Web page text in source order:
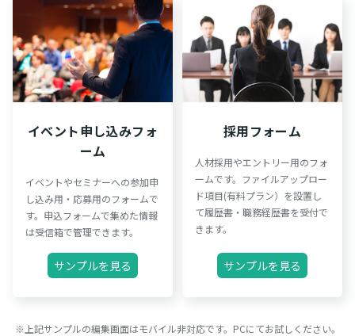
イベント申し込みフォ
ーム
イベントやセミナーへの参加申
し込み用・応募用のフォームで
す。申込フォームで集めた情報
は受信箱で管理できます。
サンプルを見る
採用フォーム
人材採用やエントリー用のフォ
ームです。ファイルアップロー
ド項目(有料プラン）を設置し
て履歴書・職務経歴書を受付で
きます。
サンプルを見る
※上記サンプルの編集画面はモバイル非対応です。PCにてお試しください。